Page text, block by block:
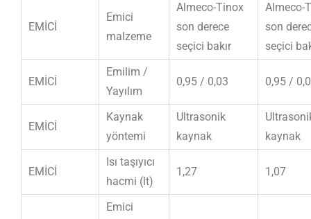
EMİCİ
Emici
malzeme
Almeco-Tinox
son derece
seçici bakır
Almeco-
son
seçici
EMİCİ
Emilim /
Yayılım
0,95 / 0,03 0,95 /
EMİCİ
Kaynak
yöntemi
Ultrasonik
kaynak
kaynak
EMİCİ
Isı taşıyıcı
hacmi (lt)
1,27 1,07
Emici